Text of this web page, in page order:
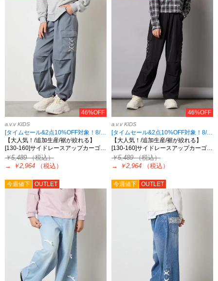
46%OFF
a.v.v KIDS
[タイムセール&2点10%OFF対象！8/17 8:59まで]
【大人気！/追加生産/裾が絞れる】
[130-160]サイドレースアップカーゴ…
￥5,489（税込）
→
￥2,964 （税込）
46%OFF
a.v.v KIDS
[タイムセール&2点10%OFF対象！8/17 8:59まで]
【大人気！/追加生産/裾が絞れる】
[130-160]サイドレースアップカーゴ…
￥5,489（税込）
→
￥2,964 （税込）
今週値下 OUTLET 今週値下 OUTLET